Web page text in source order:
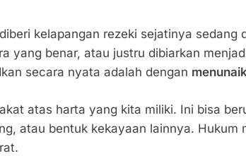
kelapangan rezeki sejatinya sedang
yang benar, atau justru dibiarkan
secara nyata adalah dengan
atas harta yang kita miliki. Ini bisa
atau bentuk kekayaan lainnya. Hukum